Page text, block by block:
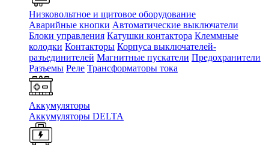
Низковольтное и щитовое оборудование
Аварийные кнопки Автоматические выключатели
Блоки управления Катушки контактора Клеммные
колодки Контакторы Корпуса выключателей-
разъединителей Магнитные пускатели Предохранители
Разъемы Реле Трансформаторы тока
Аккумуляторы
Аккумуляторы DELTA